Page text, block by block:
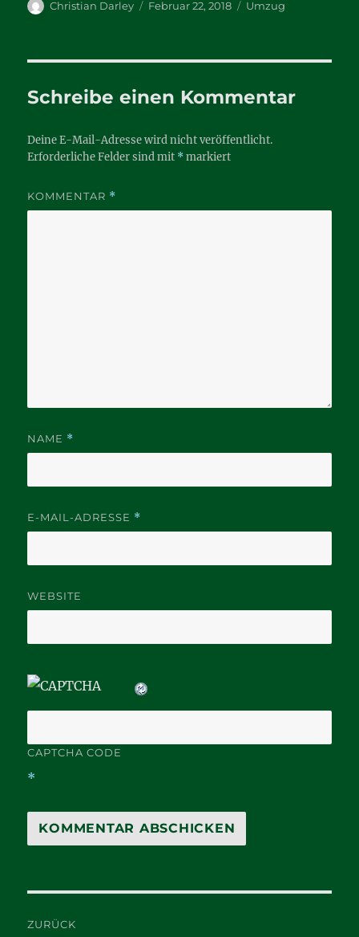
Autor
Christian Darley
Veröffentlicht
Februar 22, 2018 Kategorien
Umzug
Schreibe einen Kommentar
Deine E-Mail-Adresse wird nicht veröffentlicht.
Erforderliche Felder sind mit *markiert
KOMMENTAR *
NAME *
E-MAIL-ADRESSE *
WEBSITE
CAPTCHA CODE
*
ZURÜCK